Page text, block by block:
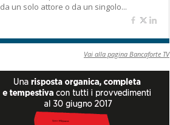
da un solo attore o da un singolo...
Vai alla pagina Bancaforte TV